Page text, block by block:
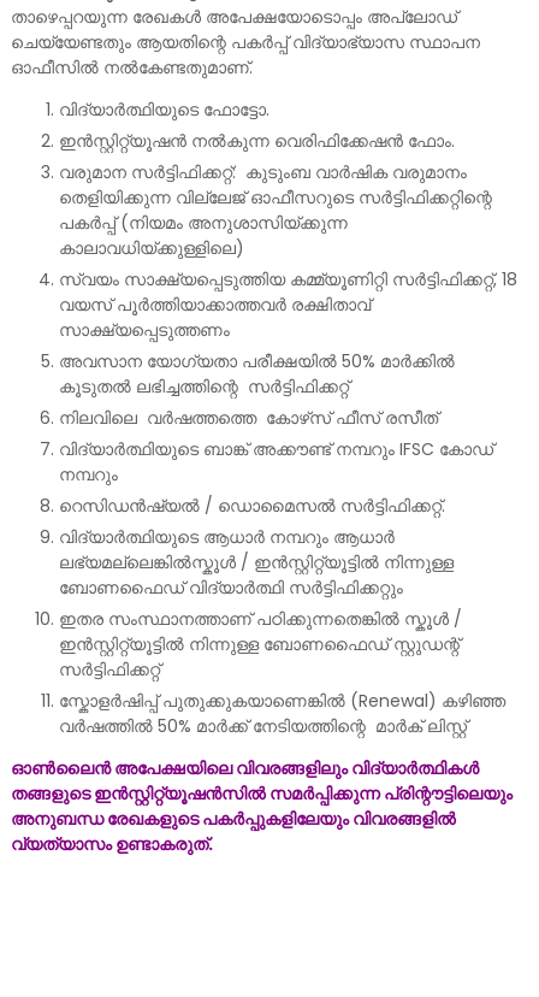
താഴെപ്പറയുന്ന രേഖകൾ അപേക്ഷയോടൊപ്പം അപ്ലോഡ്
ചെയ്യേണ്ടതും ആയതിന്റെ പകർപ്പ് വിദ്യാഭ്യാസ സ്ഥാപന
ഓഫീസിൽ നൽകേണ്ടതുമാണ്.
വിദ്യാർത്ഥിയുടെ ഫോട്ടോ.
ഇൻസ്റ്റിറ്റ്യൂഷൻ നൽകുന്ന വെരിഫിക്കേഷൻ ഫോം.
വരുമാന സർട്ടിഫിക്കറ്റ്: കുടുംബ വാർഷിക വരുമാനം
തെളിയിക്കുന്ന വില്ലേജ് ഓഫീസറുടെ സർട്ടിഫിക്കറ്റിന്റെ
പകർപ്പ് (നിയമം അനുശാസിയ്ക്കുന്ന
കാലാവധിയ്ക്കുള്ളിലെ)
സ്വയം സാക്ഷ്യപ്പെടുത്തിയ കമ്മ്യൂണിറ്റി സർട്ടിഫിക്കറ്റ്, 18
വയസ് പൂർത്തിയാക്കാത്തവർ രക്ഷിതാവ്
സാക്ഷ്യപ്പെടുത്തണം
അവസാന യോഗ്യതാ പരീക്ഷയിൽ 50% മാർക്കിൽ
കൂടുതൽ ലഭിച്ചത്തിന്റെ സർട്ടിഫിക്കറ്റ്
നിലവിലെ വർഷത്തത്തെ കോഴ്‌സ് ഫീസ് രസീത്
വിദ്യാർത്ഥിയുടെ ബാങ്ക് അക്കൗണ്ട് നമ്പറും IFSC കോഡ്
നമ്പറും
റെസിഡൻഷ്യൽ / ഡൊമൈസൽ സർട്ടിഫിക്കറ്റ്.
വിദ്യാർത്ഥിയുടെ ആധാർ നമ്പറും ആധാർ
ലഭ്യമല്ലെങ്കിൽസ്കൂൾ / ഇൻസ്റ്റിറ്റ്യൂട്ടിൽ നിന്നുള്ള
ബോണഫൈഡ് വിദ്യാർത്ഥി സർട്ടിഫിക്കറ്റും
ഇതര സംസ്ഥാനത്താണ് പഠിക്കുന്നതെങ്കിൽ സ്കൂൾ /
ഇൻസ്റ്റിറ്റ്യൂട്ടിൽ നിന്നുള്ള ബോണഫൈഡ് സ്റ്റുഡന്റ്
സർട്ടിഫിക്കറ്റ്
സ്കോളർഷിപ്പ് പുതുക്കുകയാണെങ്കിൽ (Renewal) കഴിഞ്ഞ
വർഷത്തിൽ 50% മാർക്ക് നേടിയത്തിന്റെ മാർക് ലിസ്റ്റ്
ഓൺലൈൻ അപേക്ഷയിലെ വിവരങ്ങളിലും വിദ്യാർത്ഥികൾ
തങ്ങളുടെഇൻസ്റ്റിറ്റ്യൂഷൻസിൽ സമർപ്പിക്കുന്ന പ്രിന്റൗട്ടിലെയും
അനുബന്ധ രേഖകളുടെ പകർപ്പുകളിലേയും വിവരങ്ങളിൽ
വ്യത്യാസം ഉണ്ടാകരുത്.